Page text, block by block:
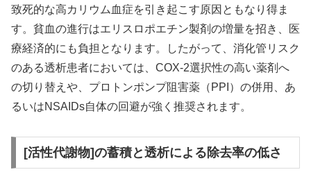
致死的な高カリウム血症を引き起こす原因ともなり得ま
す。貧血の進行はエリスロポエチン製剤の増量を招き、医
療経済的にも負担となります。したがって、消化管リスク
のある透析患者においては、COX-2選択性の高い薬剤へ
の切り替えや、プロトンポンプ阻害薬（PPI）の併用、あ
るいはNSAIDs自体の回避が強く推奨されます。
[活性代謝物]の蓄積と透析による除去率の低さ